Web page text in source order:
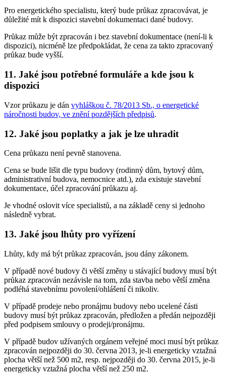
Pro energetického specialistu, který bude průkaz zpracovávat, je
důležité mít k dispozici stavební dokumentaci dané budovy.
Průkaz může být zpracován i bez stavební dokumentace (není-li k
dispozici), nicméně lze předpokládat, že cena za takto zpracovaný
průkaz bude vyšší.
11. Jaké jsou potřebné formuláře a kde jsou k
dispozici
Vzor průkazu je dán vyhláškou č. 78/2013 Sb., o energetické
náročnosti budov, ve znění pozdějších předpisů.
12. Jaké jsou poplatky a jak je lze uhradit
Cena průkazu není pevně stanovena.
Cena se bude lišit dle typu budovy (rodinný dům, bytový dům,
administrativní budova, nemocnice atd.), zda existuje stavební
dokumentace, účel zpracování průkazu aj.
Je vhodné oslovit více specialistů, a na základě ceny si jednoho
následně vybrat.
13. Jaké jsou lhůty pro vyřízení
Lhůty, kdy má být průkaz zpracován, jsou dány zákonem.
V případě nové budovy či větší změny u stávající budovy musí být
průkaz zpracován nezávisle na tom, zda stavba nebo větší změna
podléhá stavebnímu povolení/ohlášení či nikoliv.
V případě prodeje nebo pronájmu budovy nebo ucelené části
budovy musí být průkaz zpracován, předložen a předán nejpozději
před podpisem smlouvy o prodeji/pronájmu.
V případě budov užívaných orgánem veřejné moci musí být průkaz
zpracován nejpozději do 30. června 2013, je-li energeticky vztažná
plocha větší než 500 m2, resp. nejpozději do 30. června 2015, je-li
energeticky vztažná plocha větší než 250 m2.